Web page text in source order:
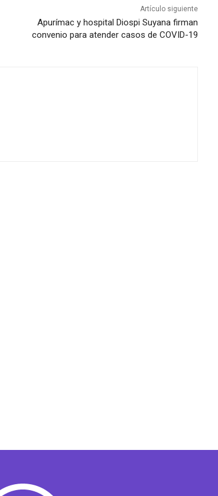
Artículo siguiente
Apurímac y hospital Diospi Suyana firman
convenio para atender casos de COVID-19